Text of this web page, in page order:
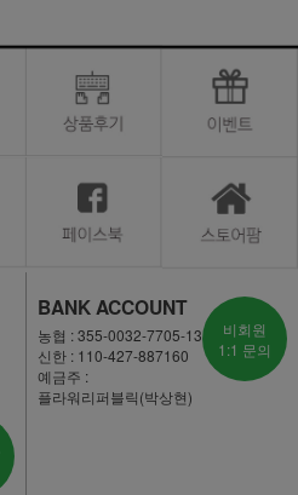
BANK ACCOUNT
농협 : 355-0032-7705-13
신한 : 110-427-887160
예금주 :
플라워리퍼블릭(박상현)
비회원
1:1 문의